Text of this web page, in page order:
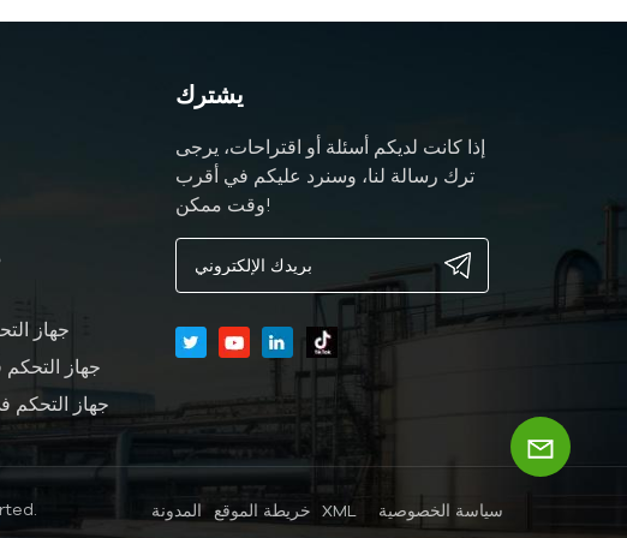
جهاز
جهاز
جهاز التحكم
يشترك
إذا كانت لديكم أسئلة أو اقتراحات، يرجى
ترك رسالة لنا، وسنرد عليكم في أقرب
وقت ممكن!
المدونة خريطة الموقع XML سياسة الخصوصية